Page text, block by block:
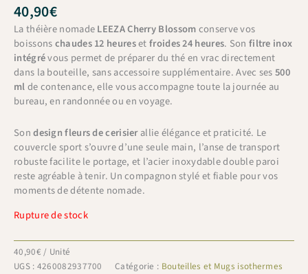
40,90€
La théière nomadeLEEZA Cherry Blossomconserve vos
boissonschaudes 12 heuresetfroides 24 heures. Son filtre inox
intégrévous permet de préparer du thé en vrac directement
dans la bouteille, sans accessoire supplémentaire. Avec ses500
mlde contenance, elle vous accompagne toute la journée au
bureau, en randonnée ou en voyage.
Sondesign fleurs de cerisierallie élégance et praticité. Le
couvercle sport s’ouvre d’une seule main, l’anse de transport
robuste facilite le portage, et l’acier inoxydable double paroi
reste agréable à tenir. Un compagnon stylé et fiable pour vos
moments de détente nomade.
Rupture de stock
40,90€ / Unité
UGS : 4260082937700 Catégorie : Bouteilles et Mugs isothermes